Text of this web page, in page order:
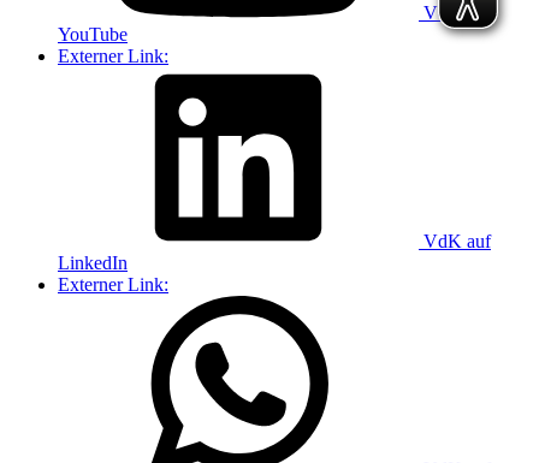
VdK auf
YouTube
Externer Link:
VdK auf
LinkedIn
Externer Link: